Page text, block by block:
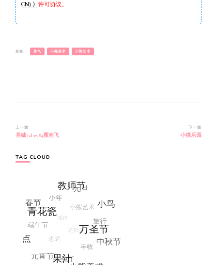
CN) 》 许可协议。
标签: 勇气 小熊美术 小熊艺术
博
文
航
上一篇
基础s2l9w84雁南飞
下一篇
小猫乐园
TAG CLOUD